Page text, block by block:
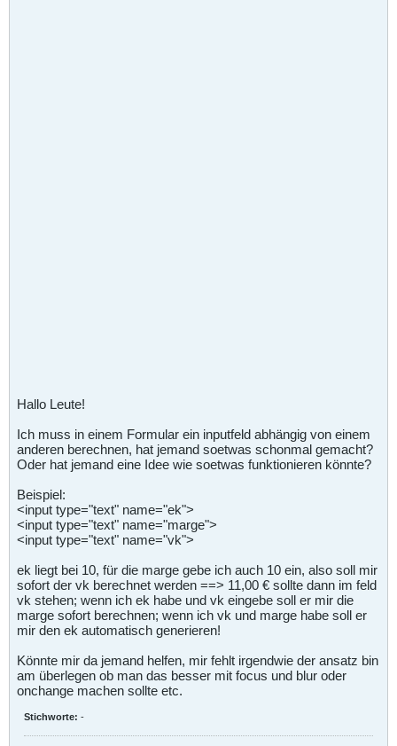
Hallo Leute!
Ich muss in einem Formular ein inputfeld abhängig von einem
anderen berechnen, hat jemand soetwas schonmal gemacht?
Oder hat jemand eine Idee wie soetwas funktionieren könnte?
Beispiel:
<input type="text" name="ek">
<input type="text" name="marge">
<input type="text" name="vk">
ek liegt bei 10, für die marge gebe ich auch 10 ein, also soll mir
sofort der vk berechnet werden ==> 11,00 € sollte dann im feld
vk stehen; wenn ich ek habe und vk eingebe soll er mir die
marge sofort berechnen; wenn ich vk und marge habe soll er
mir den ek automatisch generieren!
Könnte mir da jemand helfen, mir fehlt irgendwie der ansatz bin
am überlegen ob man das besser mit focus und blur oder
onchange machen sollte etc.
Stichworte: -